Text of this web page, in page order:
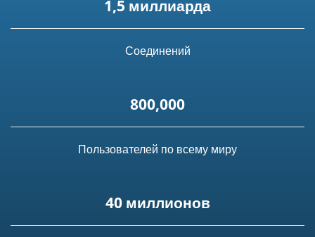
1,5 миллиарда
Соединений
800,000
Пользователей по всему миру
40 миллионов